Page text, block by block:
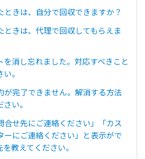
ときは、自分で回収できますか？
ときは、代理で回収してもらえま
を消し忘れました。対応すべきこと
。
が完了できません。解消する方法
い。
合せ先にご連絡ください」「カス
ーにご連絡ください」と表示がで
教えてください。